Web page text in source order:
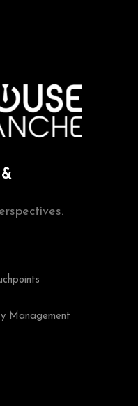
Management